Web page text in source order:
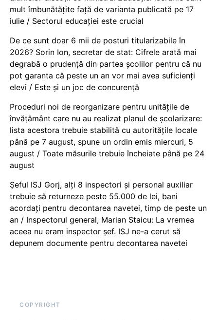
mult îmbunătățite față de varianta publicată pe 17
iulie / Sectorul educației este crucial
De ce sunt doar 6 mii de posturi titularizabile în
2026? Sorin Ion, secretar de stat: Cifrele arată mai
degrabă o prudență din partea școlilor pentru că nu
pot garanta că peste un an vor mai avea suficienți
elevi / Este și un joc de concurență
Proceduri noi de reorganizare pentru unitățile de
învățământ care nu au realizat planul de școlarizare:
lista acestora trebuie stabilită cu autoritățile locale
până pe 7 august, spune un ordin emis miercuri, 5
august / Toate măsurile trebuie încheiate până pe 24
august
Șeful ISJ Gorj, alți 8 inspectori și personal auxiliar
trebuie să returneze peste 55.000 de lei, bani
acordați pentru decontarea navetei, timp de peste un
an / Inspectorul general, Marian Staicu: La vremea
aceea nu eram inspector șef. ISJ ne-a cerut să
depunem documente pentru decontarea navetei
COPYRIGHT